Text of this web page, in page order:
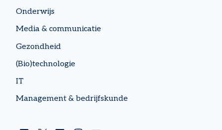
Onderwijs
Media & communicatie
Gezondheid
(Bio)technologie
IT
Management & bedrijfskunde